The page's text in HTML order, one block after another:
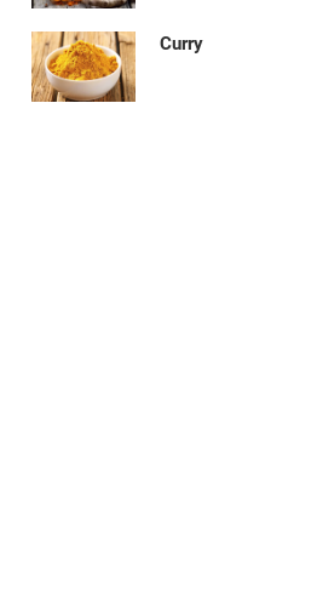
Curry